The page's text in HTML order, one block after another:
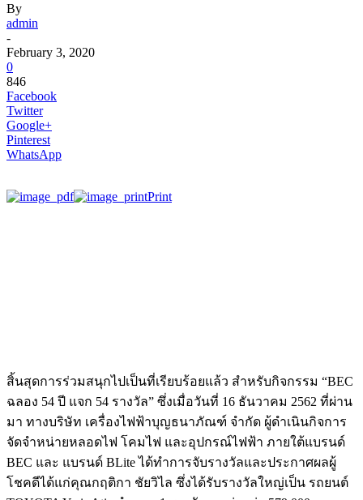
By
admin
-
February 3, 2020
0
846
Facebook
Twitter
Google+
Pinterest
WhatsApp
Print
สิ้นสุดการร่วมสนุกไปเป็นที่เรียบร้อยแล้ว สำหรับกิจกรรม “BEC
ฉลอง 54 ปี แจก 54 รางวัล” ซึ่งเมื่อวันที่ 16 ธันวาคม 2562 ที่ผ่าน
มา ทางบริษัท เครื่องไฟฟ้าบุญธนาภัณฑ์ จำกัด ผู้ดำเนินกิจการ
จัดจำหน่ายหลอดไฟ โคมไฟ และอุปกรณ์ไฟฟ้า ภายใต้แบรนด์
BEC และ แบรนด์ BLite ได้ทำการจับรางวัลและประกาศผลผู้
โชคดีได้แก่คุณกฤติกา ชัยวิไล ซึ่งได้รับรางวัลใหญ่เป็น รถยนต์